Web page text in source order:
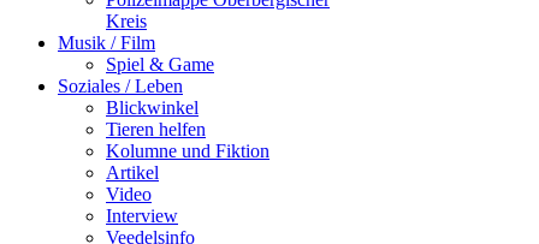
Kreis
Musik / Film
Spiel & Game
Soziales / Leben
Blickwinkel
Tieren helfen
Kolumne und Fiktion
Artikel
Video
Interview
Veedelsinfo